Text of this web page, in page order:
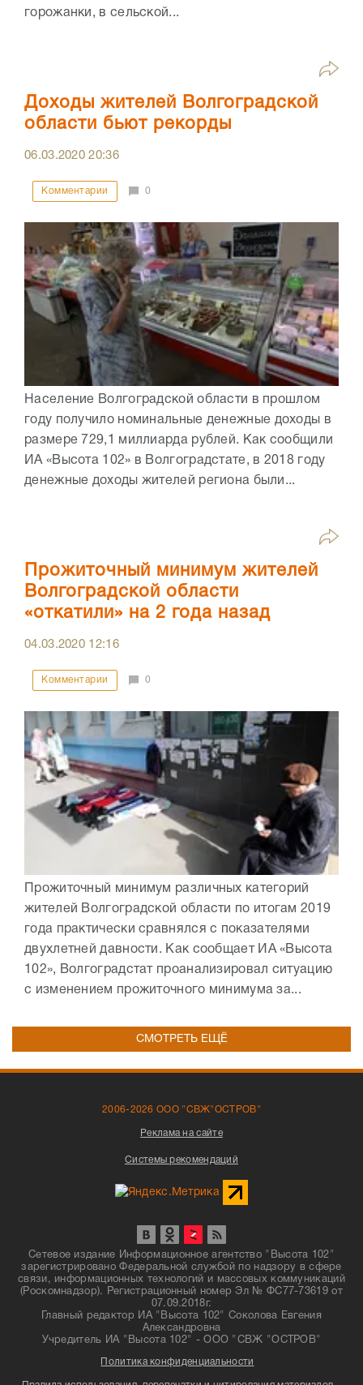
горожанки, в сельской...
Доходы жителей Волгоградской
области бьют рекорды
06.03.202020:36
Комментарии 0
Население Волгоградской области в прошлом
году получило номинальные денежные доходы в
размере 729,1 миллиарда рублей. Как сообщили
ИА «Высота 102» в Волгоградстате, в 2018 году
денежные доходы жителей региона были...
Прожиточный минимум жителей
Волгоградской области
«откатили» на 2 года назад
04.03.2020 12:16
Комментарии 0
Прожиточный минимум различных категорий
жителей Волгоградской области по итогам 2019
года практически сравнялся с показателями
двухлетней давности. Как сообщает ИА «Высота
102», Волгоградстат проанализировал ситуацию
с изменением прожиточного минимума за...
СМОТРЕТЬ ЕЩЁ
2006-2026 ООО "СВЖ"ОСТРОВ"
Реклама на сайте
Системы рекомендаций
Сетевое издание Информационное агентство "Высота 102"
зарегистрировано Федеральной службой по надзору в сфере
связи, информационных технологий и массовых коммуникаций
(Роскомнадзор). Регистрационный номер Эл № ФС77-73619 от
07.09.2018г.
Главный редактор ИА "Высота 102" Соколова Евгения
Александровна
Учредитель ИА "Высота 102" - ООО "СВЖ "ОСТРОВ"
Политика конфиденциальности